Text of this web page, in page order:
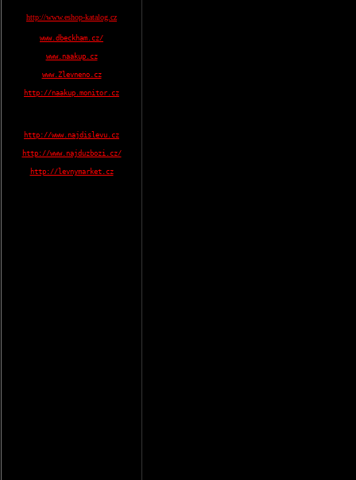
http://www.eshop-katalog.cz
www.dbeckham.cz/
www.naakup.cz
www.Zlevneno.cz
http://naakup.monitor.cz
http://www.najdislevu.cz
http://www.najduzbozi.cz/
http://levnymarket.cz